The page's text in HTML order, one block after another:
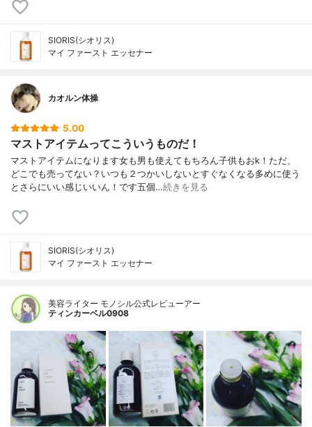
SIORIS(シオリス)
マイ ファースト エッセナー
カオルン体操
5.00
マストアイテムってこういうものだ！
マストアイテムになります女も男も使えてもちろん子供もおk！ただ、
どこでも売ってない？いつも２つかいしないとすぐなくなる多めに使う
とさらにいい感じいいん！です五個…続きを見る
SIORIS(シオリス)
マイ ファースト エッセナー
美容ライター モノシル公式レビューアー
ティンカーベル0908